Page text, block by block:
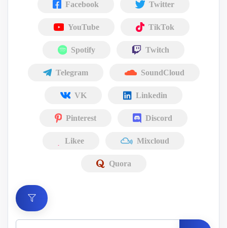
Facebook Twitter
YouTube TikTok
Spotify Twitch
Telegram SoundCloud
VK Linkedin
Pinterest Discord
Likee Mixcloud
Quora